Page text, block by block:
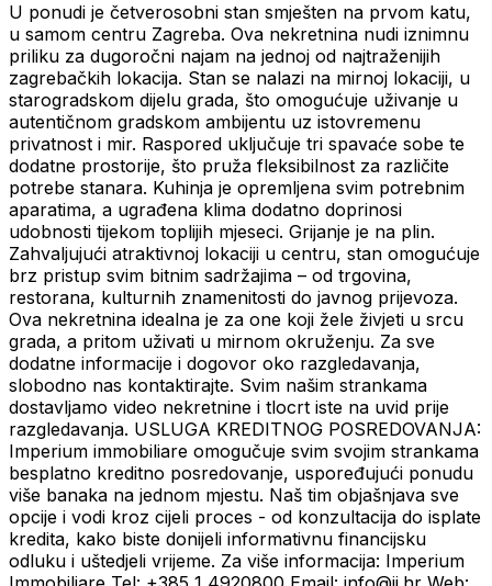
U ponudi je četverosobni stan smješten na prvom katu,
u samom centru Zagreba. Ova nekretnina nudi iznimnu
priliku za dugoročni najam na jednoj od najtraženijih
zagrebačkih lokacija. Stan se nalazi na mirnoj lokaciji, u
starogradskom dijelu grada, što omogućuje uživanje u
autentičnom gradskom ambijentu uz istovremenu
privatnost i mir. Raspored uključuje tri spavaće sobe te
dodatne prostorije, što pruža fleksibilnost za različite
potrebe stanara. Kuhinja je opremljena svim potrebnim
aparatima, a ugrađena klima dodatno doprinosi
udobnosti tijekom toplijih mjeseci. Grijanje je na plin.
Zahvaljujući atraktivnoj lokaciji u centru, stan omogućuje
brz pristup svim bitnim sadržajima – od trgovina,
restorana, kulturnih znamenitosti do javnog prijevoza.
Ova nekretnina idealna je za one koji žele živjeti u srcu
grada, a pritom uživati u mirnom okruženju. Za sve
dodatne informacije i dogovor oko razgledavanja,
slobodno nas kontaktirajte. Svim našim strankama
dostavljamo video nekretnine i tlocrt iste na uvid prije
razgledavanja. USLUGA KREDITNOG POSREDOVANJA:
Imperium immobiliare omogučuje svim svojim strankama
besplatno kreditno posredovanje, uspoređujući ponudu
više banaka na jednom mjestu. Naš tim objašnjava sve
opcije i vodi kroz cijeli proces - od konzultacija do isplate
kredita, kako biste donijeli informativnu financijsku
odluku i uštedjeli vrijeme. Za više informacija: Imperium